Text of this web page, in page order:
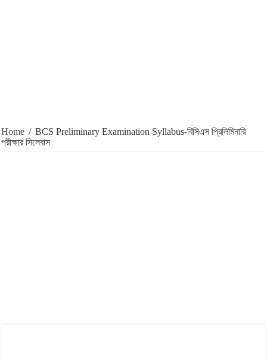
Home / BCS Preliminary Examination Syllabus-বিসিএস প্রিলিমিনারি
পরীক্ষার সিলেবাস